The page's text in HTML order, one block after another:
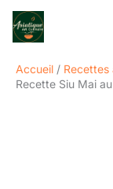
Aller
Accueil
Recettes
Recette Siu Mai
Rechercher